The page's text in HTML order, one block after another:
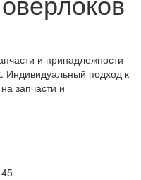
и принадлежности
подход к
запчасти и